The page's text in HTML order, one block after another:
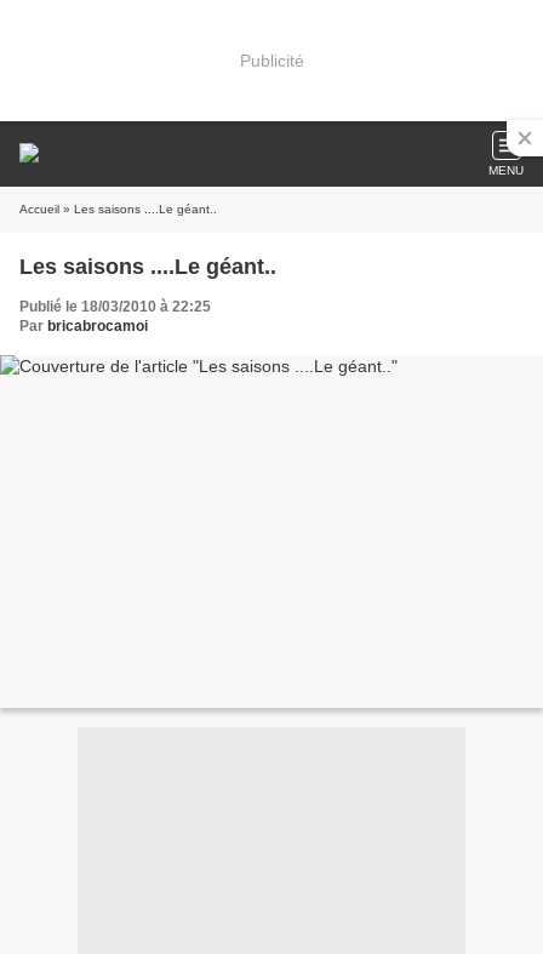
Publicité
MENU
Accueil » Les saisons ....Le géant..
Les saisons ....Le géant..
Publié le 18/03/2010 à 22:25
Par bricabrocamoi